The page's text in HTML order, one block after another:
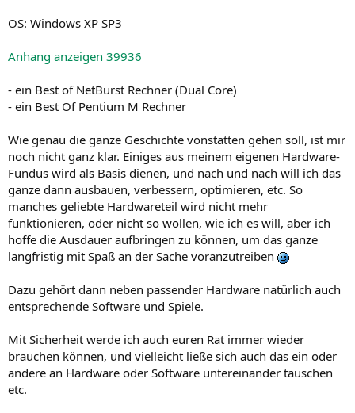
OS: Windows XP SP3
Anhang anzeigen 39936
- ein Best of NetBurst Rechner (Dual Core)
- ein Best Of Pentium M Rechner
Wie genau die ganze Geschichte vonstatten gehen soll, ist mir
noch nicht ganz klar. Einiges aus meinem eigenen Hardware-
Fundus wird als Basis dienen, und nach und nach will ich das
ganze dann ausbauen, verbessern, optimieren, etc. So
manches geliebte Hardwareteil wird nicht mehr
funktionieren, oder nicht so wollen, wie ich es will, aber ich
hoffe die Ausdauer aufbringen zu können, um das ganze
langfristig mit Spaß an der Sache voranzutreiben
Dazu gehört dann neben passender Hardware natürlich auch
entsprechende Software und Spiele.
Mit Sicherheit werde ich auch euren Rat immer wieder
brauchen können, und vielleicht ließe sich auch das ein oder
andere an Hardware oder Software untereinander tauschen
etc.